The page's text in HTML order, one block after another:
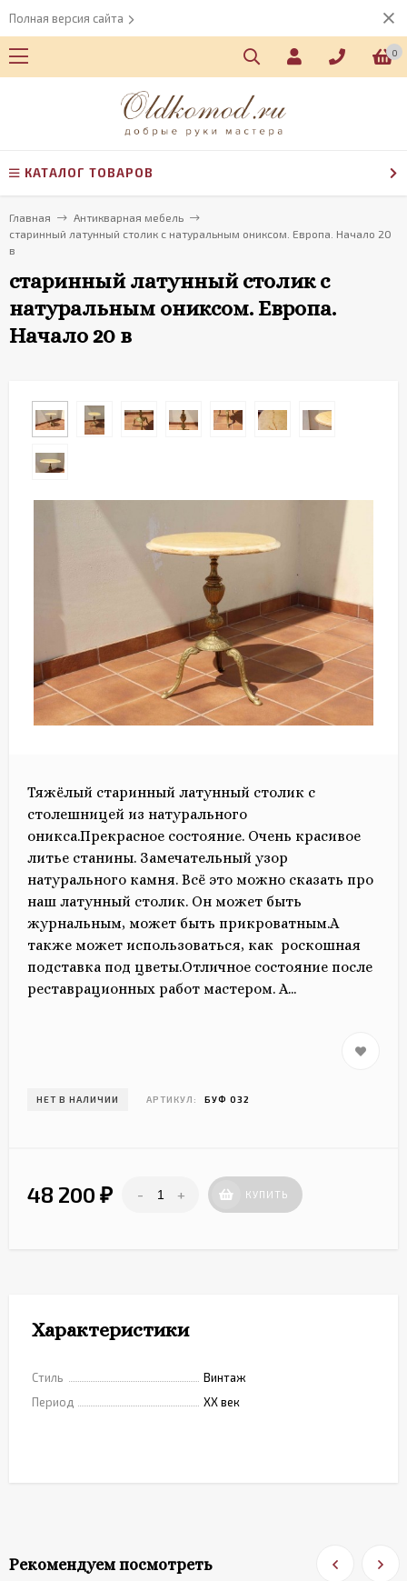
Полная версия сайта
0
КАТАЛОГ ТОВАРОВ
Главная
Антикварная мебель
старинный латунный столик с натуральным ониксом. Европа. Начало 20
в
старинный латунный столик с
натуральным ониксом. Европа.
Начало 20 в
Тяжёлый старинный латунный столик с
столешницей из натурального
оникса.Прекрасное состояние. Очень красивое
литье станины. Замечательный узор
натурального камня. Всё это можно сказать про
наш латунный столик. Он может быть
журнальным, может быть прикроватным.А
также может использоваться, как роскошная
подставка под цветы.Отличное состояние после
реставрационных работ мастером. А...
НЕТ В НАЛИЧИИ АРТИКУЛ: БУФ 032
48 200 ₽ - + КУПИТЬ
Характеристики
Стиль
Винтаж
Период
XX век
Рекомендуем посмотреть